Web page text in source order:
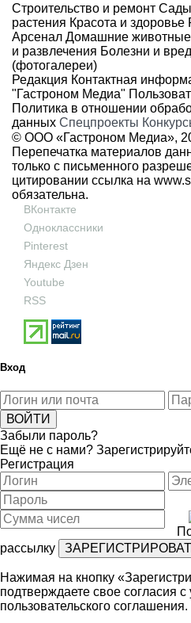
Строительство и ремонт
растения Красота и здоровье
Арсенал Домашние животные
и развлечения Болезни и
(фотогалереи)
Редакция Контактная
"Гастроном Медиа"
Политика в отношении
данных Спецпроекты
© ООО «Гастроном Медиа»,
Перепечатка материалов
только с письменного
цитировании ссылка на
обязательна.
ВКонтакте
Одноклассники
Pinterest
Яндекс Дзен
Youtube
RSS
Вход
Забыли пароль?
Ещё не с нами?
Регистрация
рассылку
Нажимая на кнопку
подтверждаете свое согласия
пользовательского соглашения.